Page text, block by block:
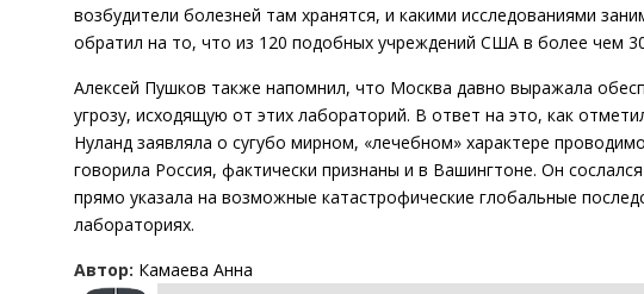
возбудители болезней там хранятся, и какими исследованиями
обратил на то, что из 120 подобных учреждений США в более чем
Алексей Пушков также напомнил, что Москва давно выражала
угрозу, исходящую от этих лабораторий. В ответ на это, как
Нуланд заявляла о сугубо мирном, «лечебном» характере
говорила Россия, фактически признаны и в Вашингтоне. Он
прямо указала на возможные катастрофические глобальные
лабораториях.
Автор: Камаева Анна